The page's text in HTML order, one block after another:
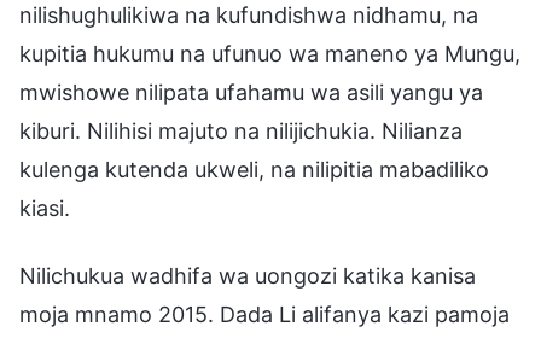
nilishughulikiwa na kufundishwa nidhamu, na
kupitia hukumu na ufunuo wa maneno ya Mungu,
mwishowe nilipata ufahamu wa asili yangu ya
kiburi. Nilihisi majuto na nilijichukia. Nilianza
kulenga kutenda ukweli, na nilipitia mabadiliko
kiasi.
Nilichukua wadhifa wa uongozi katika kanisa
moja mnamo 2015. Dada Li alifanya kazi pamoja